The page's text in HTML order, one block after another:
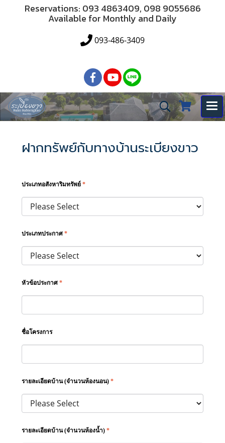
Reservations: 093 4863409, 098 9055686
Available for Monthly and Daily
093-486-3409
ฝากทรัพย์กับทางบ้านระเบียงขาว
ประเภทอสังหาริมทรัพย์ *
ประเภทประกาศ *
หัวข้อประกาศ *
ชื่อโครงการ
รายละเอียดบ้าน (จำนวนห้องนอน) *
รายละเอียดบ้าน (จำนวนห้องน้ำ) *